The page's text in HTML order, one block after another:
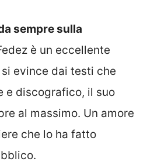
sempre sulla
è un eccellente
evince dai testi che
e discografico, il suo
al massimo. Un amore
che lo ha fatto